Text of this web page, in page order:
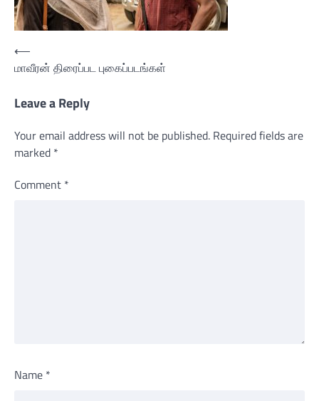
Post
navigation
⟵
மாவீரன் திரைப்பட புகைப்படங்கள்
Leave a Reply
Your email address will not be published. Required fields are
marked *
Comment *
Name *